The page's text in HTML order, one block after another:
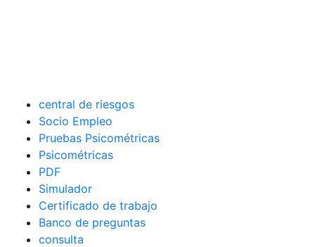
central de riesgos
Socio Empleo
Pruebas Psicométricas
Psicométricas
PDF
Simulador
Certificado de trabajo
Banco de preguntas
consulta